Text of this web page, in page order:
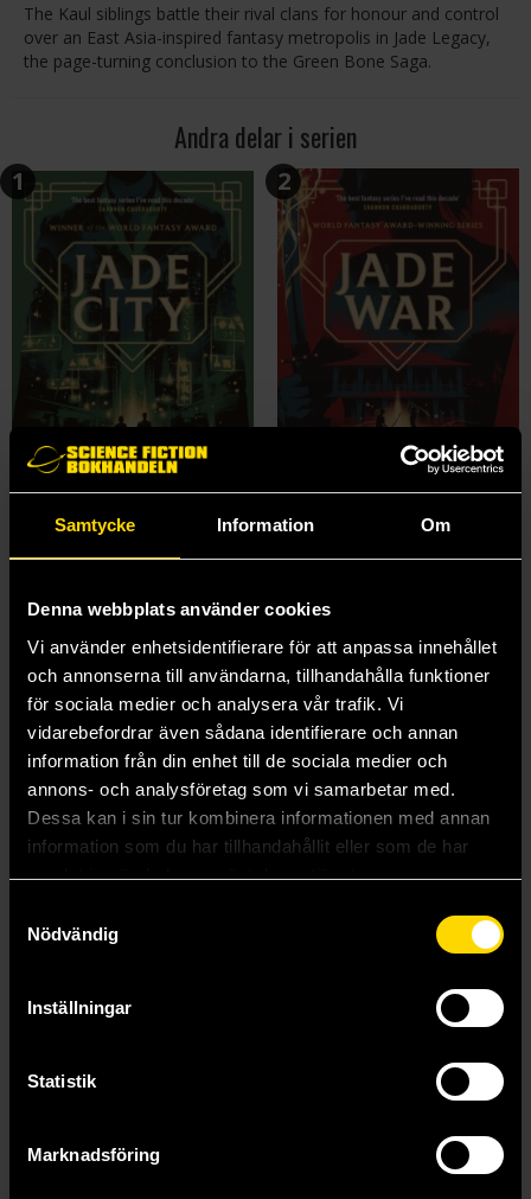
Samtycke Information Om
Denna webbplats använder cookies
Vi använder enhetsidentifierare för att anpassa innehållet
och annonserna till användarna, tillhandahålla funktioner
för sociala medier och analysera vår trafik. Vi
vidarebefordrar även sådana identifierare och annan
information från din enhet till de sociala medier och
annons- och analysföretag som vi samarbetar med.
Dessa kan i sin tur kombinera informationen med annan
information som du har tillhandahållit eller som de har
samlat in när du har använt deras tjänster.
Nödvändig
Inställningar
Statistik
Marknadsföring
The Kaul siblings battle their rival clans for honour and control
over an East Asia-inspired fantasy metropolis in Jade Legacy,
the page-turning conclusion to the Green Bone Saga.
Andra delar i serien
1
Fonda Lee
Beställ
2
Fonda Lee
Längre leveranstid
Beställ
Visa alla delar och format
Mer från Fonda Lee